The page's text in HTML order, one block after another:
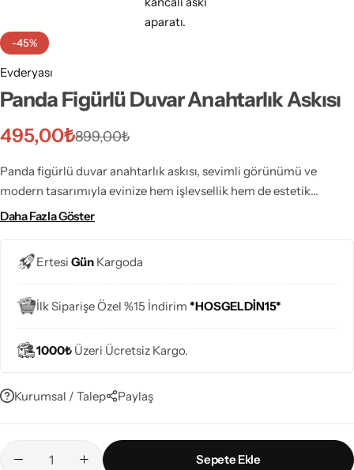
-45%
Evderyası
Panda Figürlü Duvar Anahtarlık Askısı
899,00₺
495,00₺
Panda figürlü duvar anahtarlık askısı, sevimli görünümü ve
modern tasarımıyla evinize hem işlevsellik hem de estetik
kazandırıyor.
Daha Fazla Göster
Ertesi Gün Kargoda
İlk Siparişe Özel %15 İndirim *HOSGELDİN15*
1000₺ Üzeri Ücretsiz Kargo.
Kurumsal / Talep Paylaş
Sepete Ekle